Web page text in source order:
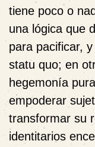
tiene poco o
una lógica que
para pacificar,
statu quo; en
hegemonía
empoderar
transformar su
identitarios